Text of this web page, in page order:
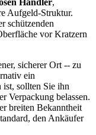
Händler,
Aufgeld-Struktur.
schützenden
vor Kratzern
sicherer Ort -- zu
ein
sollten Sie ihn
Verpackung belassen.
breiten Bekanntheit
den Ankäufer